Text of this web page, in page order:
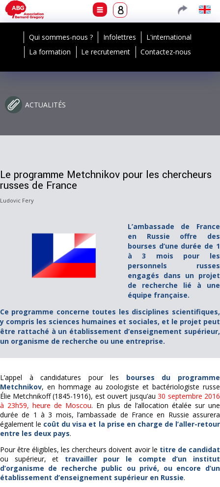
Qui sommes-nous ? Infolettres
L'international
La formation
Le recrutement Contactez-nous
ACTUALITÉS
Le programme Metchnikov pour les chercheurs
russes de France
Ludovic Fery
L’ambassade de France
en Russie offre des
bourses d’une durée de 1
à 3 mois pour les
personnels russes
engagés dans un projet
de recherche lié à une
équipe française.
Ce programme concerne toutes les disciplines scientifiques,
y compris les sciences humaines et sociales, et le projet peut
être rattaché à un établissement d’enseignement supérieur,
un organisme de recherche ou une entreprise.
L’appel à candidatures pour les bourses du programme
Metchnikov, en hommage au zoologiste et bactériologiste russe
Élie Metchnikoff (1845-1916), est ouvert jusqu’au30 septembre 2016
à 23h59, heure de Moscou. En plus de l’allocation étalée sur une
durée de 1 à 3 mois, l’ambassade de France en Russie assurera
également le coût du visa et la prise en charge de l’aller-retour
entre les deux pays.
Pour être éligibles, les chercheurs doivent avoirle titre de candidat
ou supérieur, et travailler pour le compte d’un institut
d’organisme de recherche public ou privé, ou encore d’un
établissement d’enseignement supérieur en Russie.